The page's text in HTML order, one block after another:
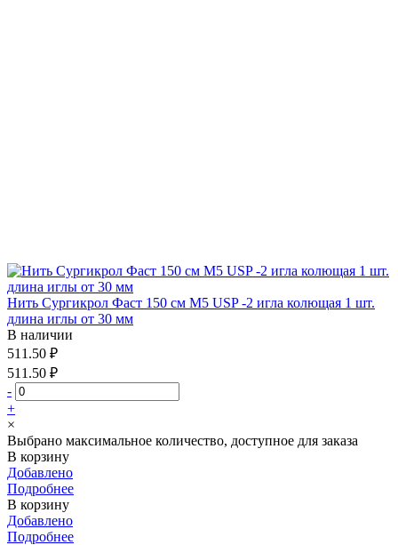
Нить Сургикрол Фаст 150 см М5 USP -2 игла колющая 1 шт.
длина иглы от 30 мм
В наличии
511.50 ₽
511.50 ₽
-
+
×
Выбрано максимальное количество, доступное для заказа
В корзину
Добавлено
Подробнее
В корзину
Добавлено
Подробнее